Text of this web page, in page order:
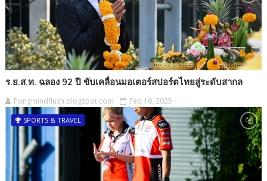
ร.ย.ส.ท. ฉลอง 92 ปี ขับเคลื่อนมอเตอร์สปอร์ตไทยสู่ระดับสากล
Pongmindflush.blogspot.com Feb 16, 2025
SPORTS & TRAVEL